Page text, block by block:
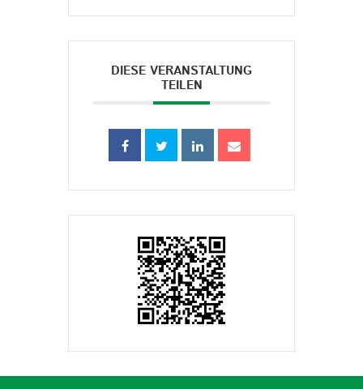
DIESE VERANSTALTUNG
TEILEN